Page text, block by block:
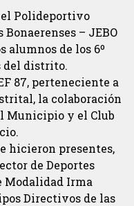
el Polideportivo
– JEBO
alumnos de los 6º
del distrito.
87, perteneciente a
la colaboración
Municipio y el Club
hicieron presentes,
de Deportes
Modalidad Irma
Directivos de las